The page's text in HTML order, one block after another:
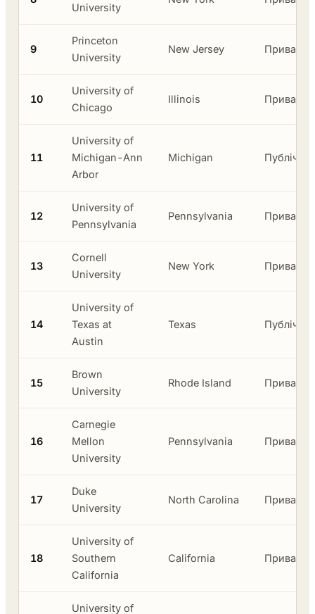
University
9
Princeton
University
New Jersey
10
University of
Chicago
Illinois
11
University of
Michigan-Ann
Arbor
Michigan
12
University of
Pennsylvania
Pennsylvania
13
Cornell
University
New York
14
University of
Texas at
Austin
Texas
15
Brown
University
Rhode Island
16
Carnegie
Mellon
University
Pennsylvania
17
Duke
University
North Carolina
18
University of
Southern
California
California
University of